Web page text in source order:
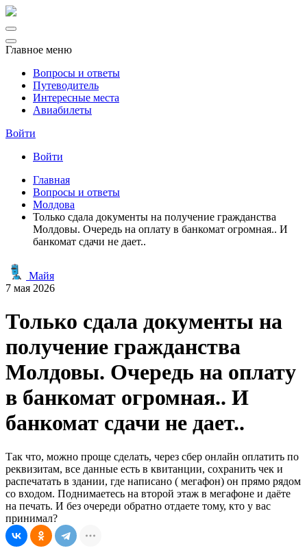
Главное меню
Вопросы и ответы
Путеводитель
Интересные места
Авиабилеты
Войти
Войти
Главная
Вопросы и ответы
Молдова
Только сдала документы на получение гражданства
Молдовы. Очередь на оплату в банкомат огромная.. И
банкомат сдачи не дает..
Майя
7 мая 2026
Только сдала документы на
получение гражданства
Молдовы. Очередь на оплату
в банкомат огромная.. И
банкомат сдачи не дает..
Так что, можно проще сделать, через сбер онлайн оплатить по
реквизитам, все данные есть в квитанции, сохранить чек и
распечатать в здании, где написано ( мегафон) он прямо рядом
со входом. Поднимаетесь на второй этаж в мегафоне и даёте
на печать. И без очереди обратно отдаете тому, кто у вас
принимал?